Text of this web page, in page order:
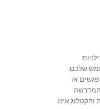
שלכם.
או
המדרשה
אינו